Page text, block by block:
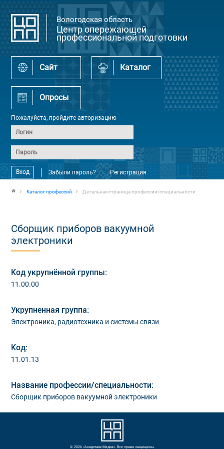
Вологодская область
Центр опережающей
профессиональной подготовки
Сайт Каталог
Опросы
Пожалуйста, пройдите авторизацию
Вход Забыли пароль? Регистрация
Каталог профессий Детальная страница профессии/специальности
Сборщик приборов вакуумной
электроники
Код укрупнённой группы:
11.00.00
Укрупненная группа:
Электроника, радиотехника и системы связи
Код:
11.01.13
Название профессии/специальности:
Сборщик приборов вакуумной электроники
© 2026 «Академия-Медиа». Все права защищены.